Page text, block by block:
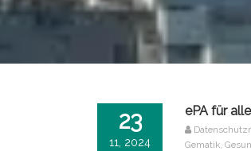
23
11, 2024
ePA für
Gematik,